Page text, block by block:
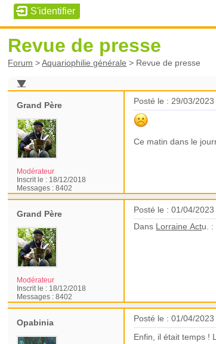
Revue de presse
Forum >Aquariophilie générale > Revue de presse
Grand Père
Modérateur
Inscrit le : 18/12/2018
Messages :8402
Posté le : 29/03/
Ce matin dans le
Grand Père
Modérateur
Inscrit le : 18/12/2018
Messages :8402
Posté le : 01/04/2023
Dans Lorraine Actu. :
Opabinia
Posté le : 01/04/2023
Enfin, il était temps !